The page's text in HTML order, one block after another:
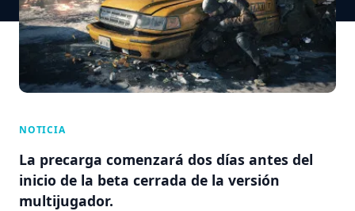
NOTICIA
La precarga comenzará dos días antes del
inicio de la beta cerrada de la versión
multijugador.